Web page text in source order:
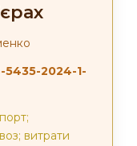
5435-2024-1-
витрати